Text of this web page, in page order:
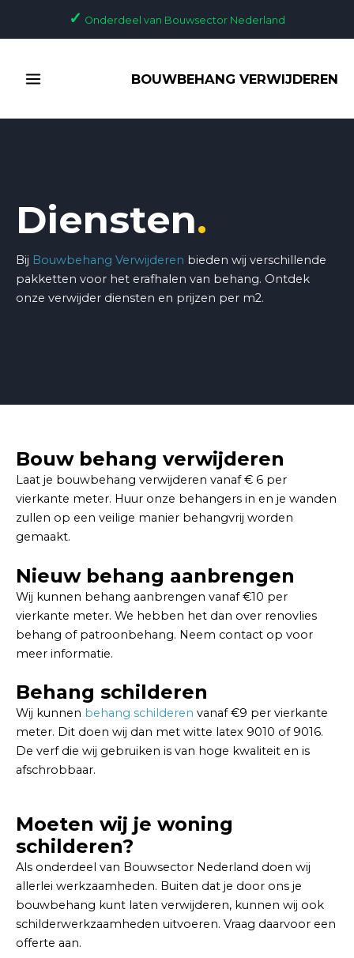
✓ Onderdeel van Bouwsector Nederland
MENU
BOUWBEHANG VERWIJDEREN
Diensten.
Bij Bouwbehang Verwijderen bieden wij verschillende
pakketten voor het erafhalen van behang. Ontdek
onze verwijder diensten en prijzen per m2.
Bouw behang verwijderen
Laat je bouwbehang verwijderen vanaf € 6 per
vierkante meter. Huur onze behangers in en je wanden
zullen op een veilige manier behangvrij worden
gemaakt.
Nieuw behang aanbrengen
Wij kunnen behang aanbrengen vanaf €10 per
vierkante meter. We hebben het dan over renovlies
behang of patroonbehang. Neem contact op voor
meer informatie.
Behang schilderen
Wij kunnen behang schilderen vanaf €9 per vierkante
meter. Dit doen wij dan met witte latex 9010 of 9016.
De verf die wij gebruiken is van hoge kwaliteit en is
afschrobbaar.
Moeten wij je woning
schilderen?
Als onderdeel van Bouwsector Nederland doen wij
allerlei werkzaamheden. Buiten dat je door ons je
bouwbehang kunt laten verwijderen, kunnen wij ook
schilderwerkzaamheden uitvoeren. Vraag daarvoor een
offerte aan.